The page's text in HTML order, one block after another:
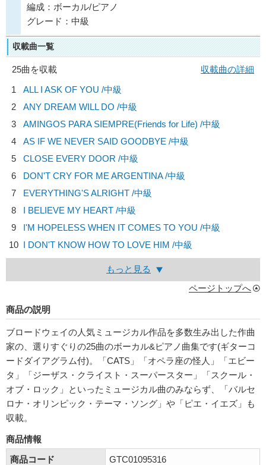
編成：ボーカル/ピアノ
グレード：中級
収載曲一覧
25曲を収載
収載曲の詳細
1
ALL I ASK OF YOU /中級
2
ANY DREAM WILL DO /中級
3
AMINGOS PARA SIEMPRE(Friends for Life) /中級
4
AS IF WE NEVER SAID GOODBYE /中級
5
CLOSE EVERY DOOR /中級
6
DON'T CRY FOR ME ARGENTINA /中級
7
EVERYTHING'S ALRIGHT /中級
8
I BELIEVE MY HEART /中級
9
I'M HOPELESS WHEN IT COMES TO YOU /中級
10 I DON'T KNOW HOW TO LOVE HIM /中級
もっと見る
ページトップへ
商品の説明
ブロードウェイの人気ミュージカル作品を多数生み出した作曲
家の、選りすぐりの25曲のボーカル&ピアノ曲集です(ギターコ
ードダイアグラム付)。「CATS」「オペラ座の怪人」「エビー
タ」「ジーザス・クライスト・スーパースター」「スクール・
オブ・ロック」といったミュージカル曲のみならず、「バルセ
ロナ・オリンピック・テーマ・ソング」や「ピエ・イエズ」も
収載。
商品情報
商品コード
GTC01095316